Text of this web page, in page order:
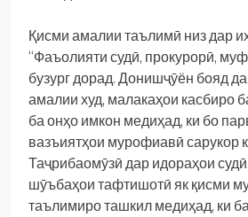
Қисми амалии таълимӣ низ дар
“Фаъолияти судӣ, прокурорӣ,
бузург дорад. Донишҷӯён бояд
амалии худ, малакаҳои касбиро
ба онҳо имкон медиҳад, ки бо
вазъиятҳои мурофиавӣ сарукор
Таҷрибаомӯзӣ дар идораҳои
шӯъбаҳои тафтишотӣ як қисми
таълимиро ташкил медиҳад, ки